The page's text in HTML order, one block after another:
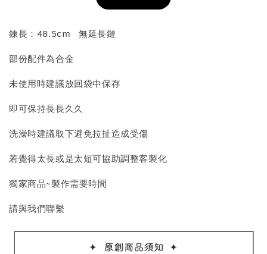
質感飾品收納盒
- +
鍊長：48.5cm 無延長鏈
部份配件為合金
未使用時建議放回袋中保存
即可保持長長久久
洗澡時建議取下避免拉扯造成受傷
若覺得太長或是太短可協助調整客製化
獨家商品~製作需要時間
請與我們聯繫